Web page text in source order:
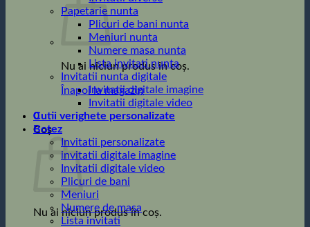
Nu ai niciun produs în coș.
Înapoi la magazin
0
Coș
Nu ai niciun produs în coș.
Papetarie nunta
Plicuri de bani nunta
Meniuri nunta
Numere masa nunta
Lista invitati nunta
Invitatii nunta digitale
Invitatii digitale imagine
Invitatii digitale video
Cutii verighete personalizate
Botez
Invitatii personalizate
invitatii digitale imagine
Invitatii digitale video
Plicuri de bani
Meniuri
Numere de masa
Lista invitati